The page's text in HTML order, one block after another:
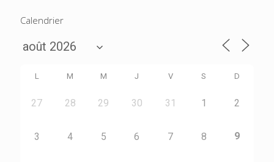
Calendrier
L M M J V S D
27 28 29 30 31 1 2
3 4 5 6 7 8 9